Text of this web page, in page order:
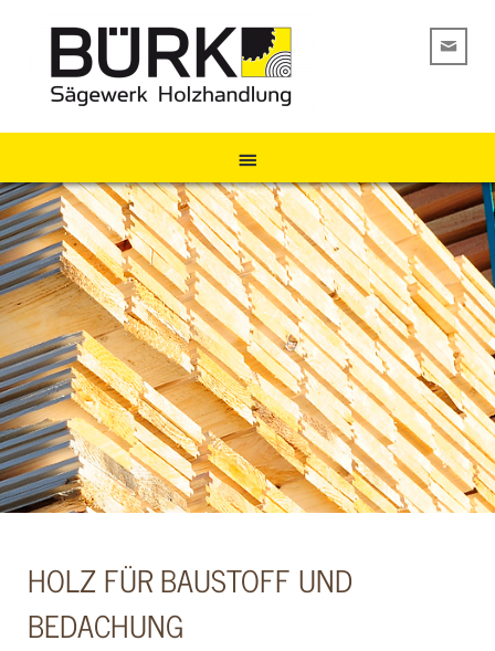
HOLZ FÜR BAUSTOFF UND
BEDACHUNG